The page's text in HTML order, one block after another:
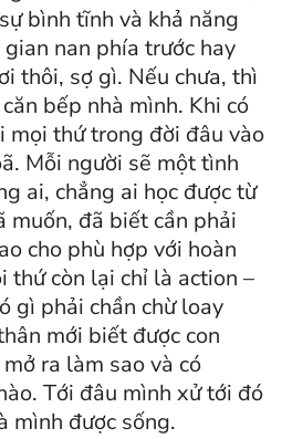
bình tĩnh và khả năng
nan phía trước hay
thôi, sợ gì. Nếu chưa, thì
bếp nhà mình. Khi có
mọi thứ trong đời đâu vào
Mỗi người sẽ một tình
ai, chẳng ai học được từ
muốn, đã biết cần phải
cho phù hợp với hoàn
thứ còn lại chỉ là action –
gì phải chần chừ loay
mới biết được con
ra làm sao và có
Tới đâu mình xử tới đó
mình được sống.